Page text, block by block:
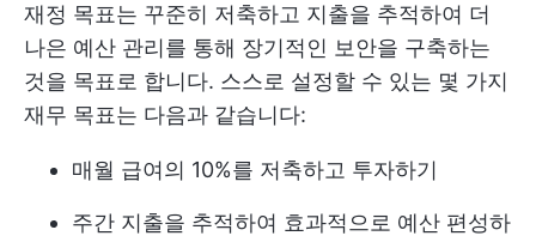
재정 목표는 꾸준히 저축하고 지출을 추적하여 더
나은 예산 관리를 통해 장기적인 보안을 구축하는
것을 목표로 합니다. 스스로 설정할 수 있는 몇 가지
재무 목표는 다음과 같습니다:
매월 급여의 10%를 저축하고 투자하기
주간 지출을 추적하여 효과적으로 예산 편성하